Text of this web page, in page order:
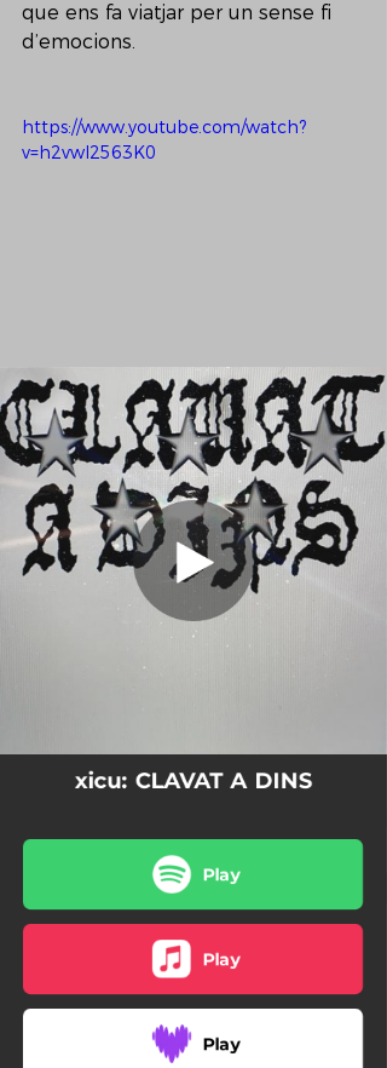
que ens fa viatjar per un sense fi
d’emocions.
https://www.youtube.com/watch?
v=h2vwI2563K0